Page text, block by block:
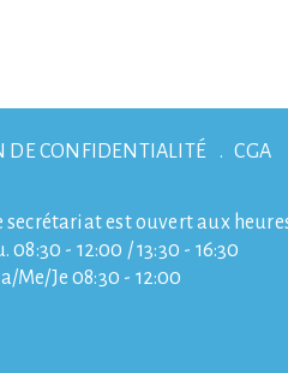
DE CONFIDENTIALITÉ CGA
secrétariat est ouvert aux
08:30 - 12:00 / 13:30 - 16:30
Me/Je 08:30 - 12:00